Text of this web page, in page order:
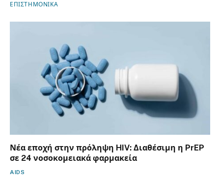
ΕΠΙΣΤΗΜΟΝΙΚΑ
Νέα εποχή στην πρόληψη HIV: Διαθέσιμη η PrEP
σε 24 νοσοκομειακά φαρμακεία
AIDS